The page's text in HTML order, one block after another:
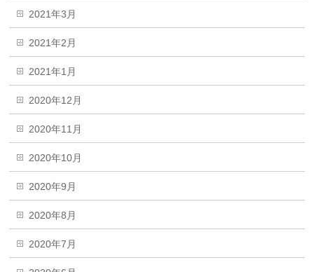
2021年3月
2021年2月
2021年1月
2020年12月
2020年11月
2020年10月
2020年9月
2020年8月
2020年7月